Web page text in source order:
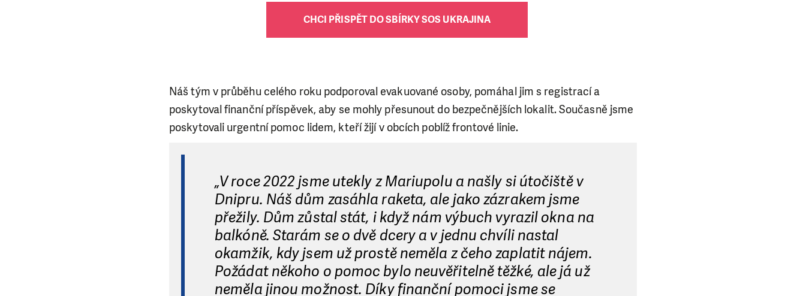
CHCI PŘISPĚT DO SBÍRKY SOS UKRAJINA
Náš tým v průběhu celého roku podporoval evakuované osoby, pomáhal jim s registrací a
poskytoval finanční příspěvek, aby se mohly přesunout do bezpečnějších lokalit. Současně jsme
poskytovali urgentní pomoc lidem, kteří žijí v obcích poblíž frontové linie.
„V roce 2022 jsme utekly z Mariupolu a našly si útočiště v
Dnipru. Náš dům zasáhla raketa, ale jako zázrakem jsme
přežily. Dům zůstal stát, i když nám výbuch vyrazil okna na
balkóně. Starám se o dvě dcery a v jednu chvíli nastal
okamžik, kdy jsem už prostě neměla z čeho zaplatit nájem.
Požádat někoho o pomoc bylo neuvěřitelně těžké, ale já už
neměla jinou možnost. Díky finanční pomoci jsme se